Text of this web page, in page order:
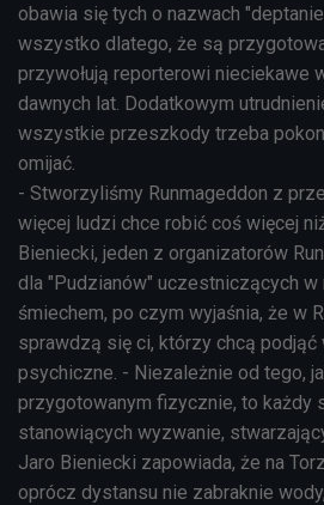
obawia się tych o nazwach
wszystko dlatego, że są
przywołują reporterowi nieciekawe
dawnych lat. Dodatkowym
wszystkie przeszkody trzeba
omijać.
- Stworzyliśmy Runmageddon z
więcej ludzi chce robić coś więcej
Bieniecki, jeden z organizatorów
dla "Pudzianów" uczestniczących w
śmiechem, po czym wyjaśnia, że w
sprawdzą się ci, którzy chcą
psychiczne. - Niezależnie od tego,
przygotowanym fizycznie, to każdy
stanowiących wyzwanie,
Jaro Bieniecki zapowiada, że na
oprócz dystansu nie zabraknie